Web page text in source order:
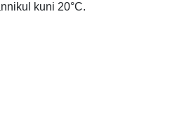
kuni 20°C.